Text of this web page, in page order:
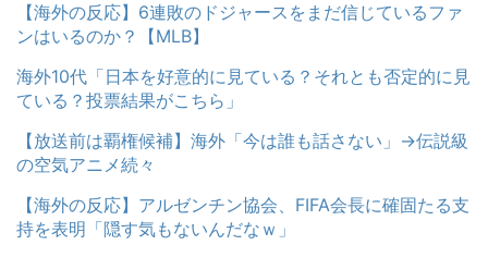
【海外の反応】6連敗のドジャースをまだ信じているファ
ンはいるのか？【MLB】
海外10代「日本を好意的に見ている？それとも否定的に見
ている？投票結果がこちら」
【放送前は覇権候補】海外「今は誰も話さない」→伝説級
の空気アニメ続々
【海外の反応】アルゼンチン協会、FIFA会長に確固たる支
持を表明「隠す気もないんだなｗ」